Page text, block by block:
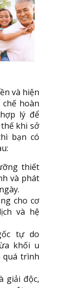
và hiện
hoàn
lý để
khi sở
bạn có
thiết
và phát
cho cơ
và hệ
tự do
khối u
quá trình
giải độc,